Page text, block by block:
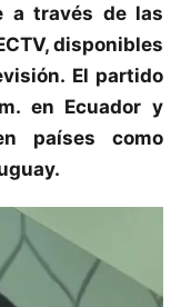
a través de las
disponibles
El partido
en Ecuador y
países como